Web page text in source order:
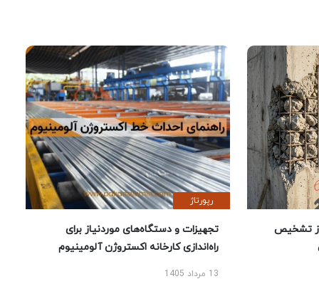
تشخیص
رپورتاژ
تجهیزات و دستگاه‌های موردنیاز برای
راه‌اندازی کارخانه اکستروژن آلومینیوم
13 مرداد 1405